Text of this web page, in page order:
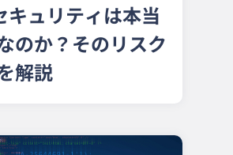
キュリティは本当
のか？そのリスク
解説